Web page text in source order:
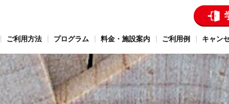
ご利用方法 プログラム 料金・施設案内 ご利用例 キャン